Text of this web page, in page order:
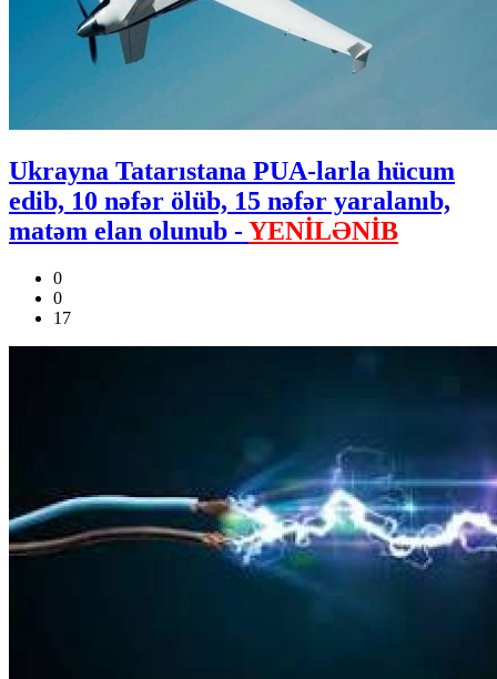
Ukrayna Tatarıstana PUA-larla hücum
edib, 10 nəfər ölüb, 15 nəfər yaralanıb,
matəm elan olunub -YENİLƏNİB
0
0
17